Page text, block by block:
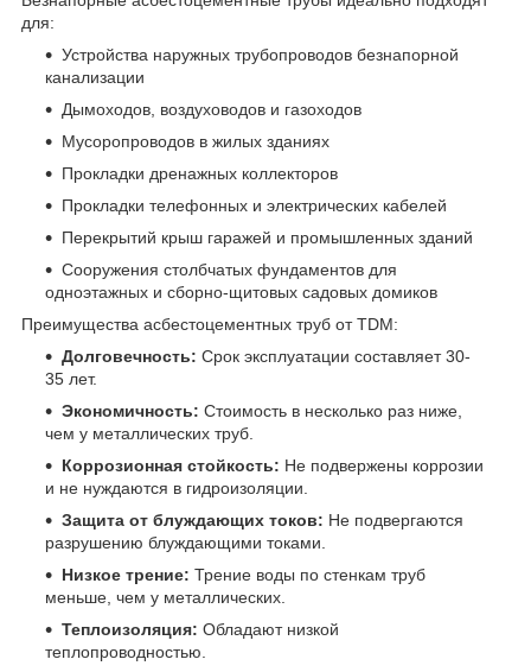
для:
Устройства наружных трубопроводов безнапорной
канализации
Дымоходов, воздуховодов и газоходов
Мусоропроводов в жилых зданиях
Прокладки дренажных коллекторов
Прокладки телефонных и электрических кабелей
Перекрытий крыш гаражей и промышленных зданий
Сооружения столбчатых фундаментов для
одноэтажных и сборно-щитовых садовых домиков
Преимущества асбестоцементных труб от TDM:
Долговечность: Срок эксплуатации составляет 30-
35 лет.
Экономичность: Стоимость в несколько раз ниже,
чем у металлических труб.
Коррозионная стойкость: Не подвержены коррозии
и не нуждаются в гидроизоляции.
Защита от блуждающих токов: Не подвергаются
разрушению блуждающими токами.
Низкое трение: Трение воды по стенкам труб
меньше, чем у металлических.
Теплоизоляция: Обладают низкой
теплопроводностью.